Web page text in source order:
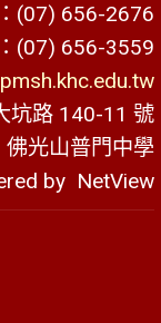
(07) 656-2676
(07) 656-3559
坑路 140-11 號
佛光山普門中學
by NetView